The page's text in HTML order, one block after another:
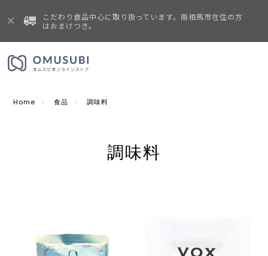
こだわり食品中心に取り扱っています。南相馬市在住の方
はおまけつき。
Home 食品 調味料
調味料